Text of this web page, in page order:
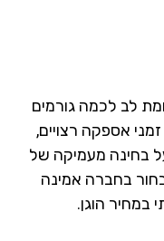
לכמה גורמים
רצויים,
מעמיקה של
אמינה
הוגן.